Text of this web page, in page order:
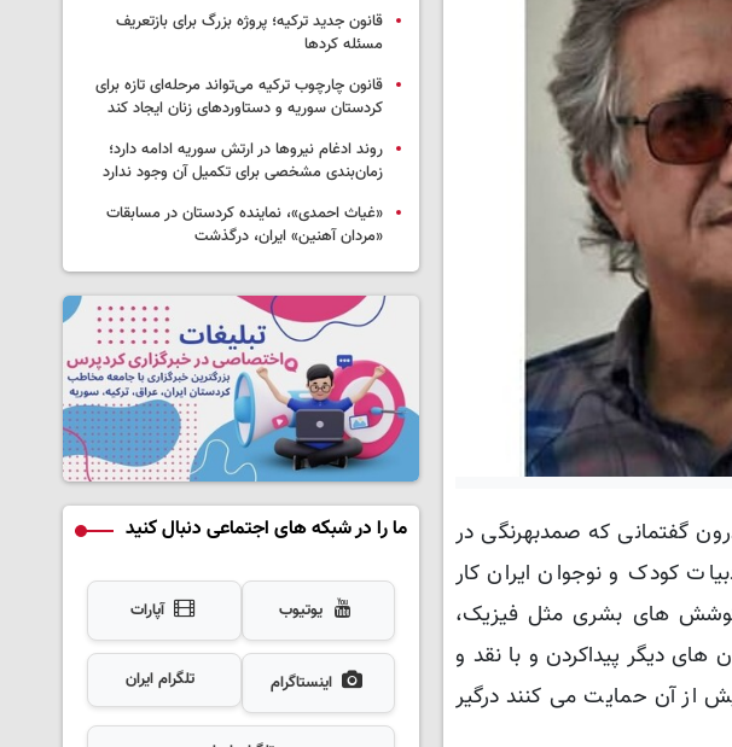
گفتمانی که صمدبهرنگی در
کودک و نوجوان ایران کار
کوشش های بشری مثل فیزیک،
های دیگر پیداکردن و با نقد و
از آن حمایت می کنند درگیر
قانون جدید ترکیه؛ پروژه بزرگ‌ برای بازتعریف
مسئله کردها
قانون چارچوب ترکیه می‌تواند مرحله‌ای تازه برای
کردستان سوریه و دستاوردهای زنان ایجاد کند
روند ادغام نیروها در ارتش سوریه ادامه دارد؛
زمان‌بندی مشخصی برای تکمیل آن وجود ندارد
«غیاث احمدی»، نماینده کردستان در مسابقات
«مردان آهنین» ایران، درگذشت
ما را در شبکه های اجتماعی دنبال کنید
یوتیوب آپارات
اینستاگرام تلگرام ایران